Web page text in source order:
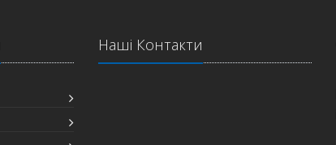
Наші Контакти